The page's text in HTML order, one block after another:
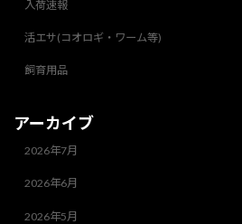
入荷速報
活エサ(コオロギ・ワーム等)
飼育用品
アーカイブ
2026年7月
2026年6月
2026年5月